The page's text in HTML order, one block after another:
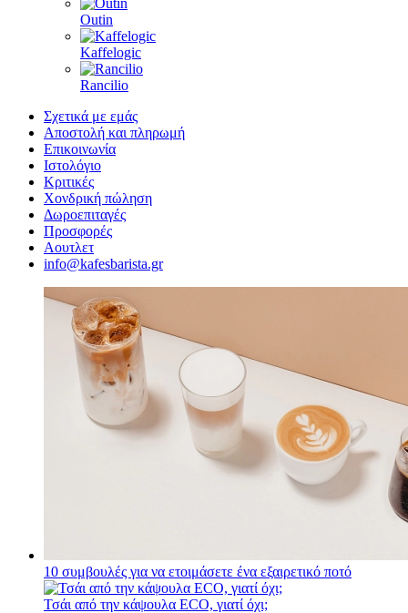
Outin
Kaffelogic
Rancilio
Σχετικά με εμάς
Αποστολή και πληρωμή
Επικοινωνία
Ιστολόγιο
Κριτικές
Χονδρική πώληση
Δωροεπιταγές
Προσφορές
Αουτλετ
info@kafesbarista.gr
10 συμβουλές για να ετοιμάσετε ένα εξαιρετικό ποτό
Τσάι από την κάψουλα ECO, γιατί όχι;